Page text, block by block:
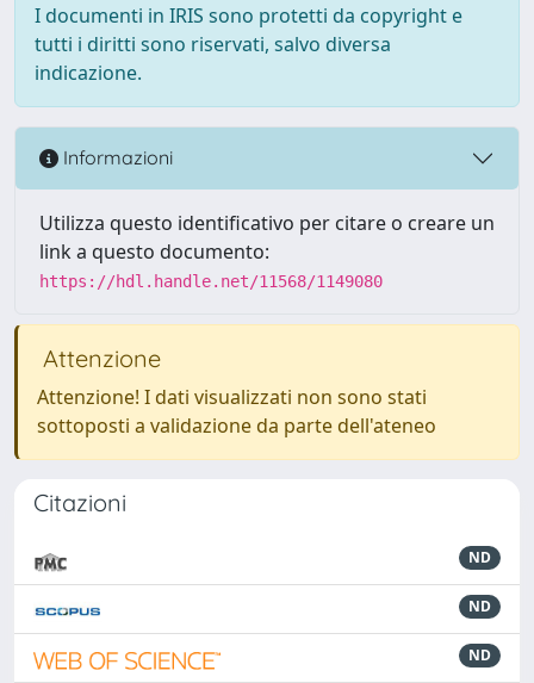
I documenti in IRIS sono protetti da copyright e
tutti i diritti sono riservati, salvo diversa
indicazione.
Informazioni
Utilizza questo identificativo per citare o creare un
link a questo documento:
https://hdl.handle.net/11568/1149080
Attenzione
Attenzione! I dati visualizzati non sono stati
sottoposti a validazione da parte dell'ateneo
Citazioni
ND
ND
ND